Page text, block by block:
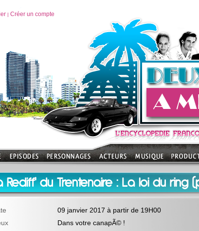
| Créer un compte
Rediff' du Trentenaire : La loi du ring
09 janvier 2017 à partir de 19H00
Dans votre canapÃ© !